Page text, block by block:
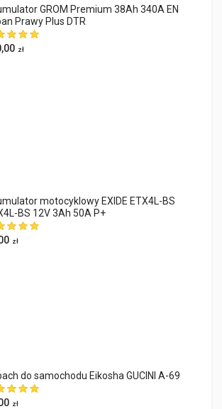
GROM Premium 38Ah 340A EN
Prawy Plus DTR
zł
motocyklowy EXIDE ETX4L-BS
BS 12V 3Ah 50A P+
zł
do samochodu Eikosha GUCINI A-69
zł